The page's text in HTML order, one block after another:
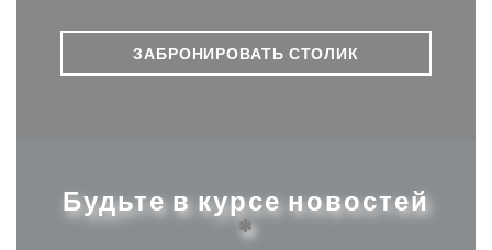
ЗАБРОНИРОВАТЬ СТОЛИК
Будьте в курсе новостей
*